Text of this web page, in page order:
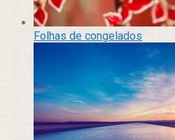
Folhas de congelados